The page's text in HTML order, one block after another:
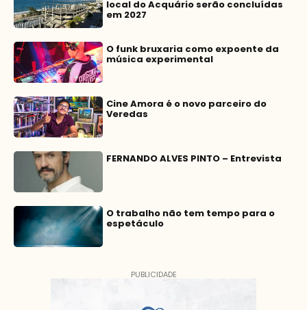
local do Acquário serão concluídas
em 2027
O funk bruxaria como expoente da
música experimental
Cine Amora é o novo parceiro do
Veredas
FERNANDO ALVES PINTO – Entrevista
O trabalho não tem tempo para o
espetáculo
PUBLICIDADE